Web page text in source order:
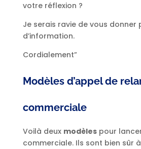
votre réflexion ?
Je serais ravie de vous donner
d’information.
Cordialement”
Modèles d’appel de
commerciale
Voilà deux modèlespour
commerciale. Ils sont bien sûr